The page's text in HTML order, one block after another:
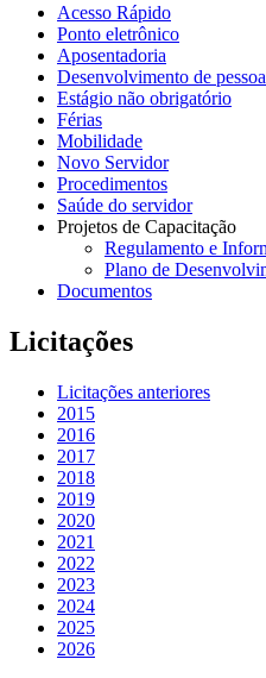
Acesso Rápido
Ponto eletrônico
Aposentadoria
Desenvolvimento de
Estágio não obrigatório
Férias
Mobilidade
Novo Servidor
Procedimentos
Saúde do servidor
Projetos de Capacitação
Regulamento e
Plano de
Documentos
Licitações
Licitações anteriores
2015
2016
2017
2018
2019
2020
2021
2022
2023
2024
2025
2026